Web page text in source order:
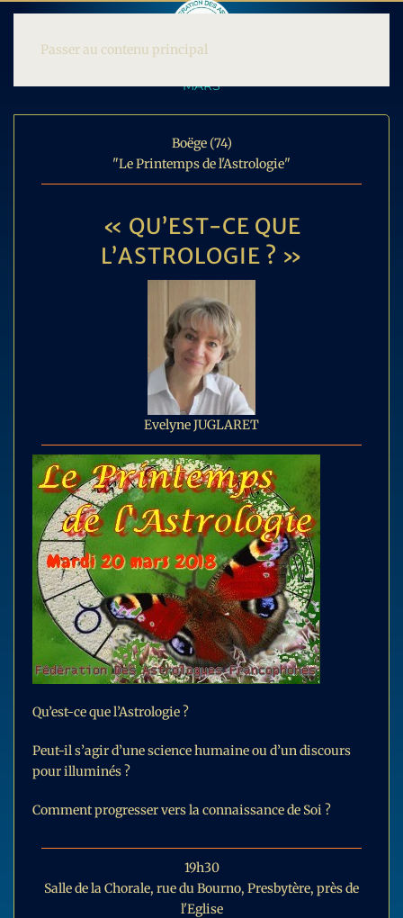
Passer au contenu principal
MARS
Boëge (74)
"Le Printemps de l'Astrologie"
« QU’EST-CE QUE
L’ASTROLOGIE ? »
Evelyne JUGLARET
Qu’est-ce que l’Astrologie ?
Peut-il s’agir d’une science humaine ou d’un discours
pour illuminés ?
Comment progresser vers la connaissance de Soi ?
19h30
Salle de la Chorale, rue du Bourno, Presbytère, près de
l'Eglise